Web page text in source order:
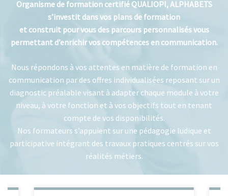
Organisme de formation certifié QUALIOPI, ALPHABETS
s’investit dans vos plans de formation
et construit pour vous des parcours personnalisés vous
permettant d’enrichir vos compétences en communication.
Nous répondons à vos attentes en matière de formation en
communication par des offres individualisées reposant sur un
diagnostic préalable visant à adapter chaque module à votre
niveau, à votre fonction et à vos objectifs tout en tenant
compte de vos disponibilités.
Nos formateurs s’appuient sur une pédagogie ludique et
participative intégrant des travaux pratiques centrés sur vos
réalités métiers.